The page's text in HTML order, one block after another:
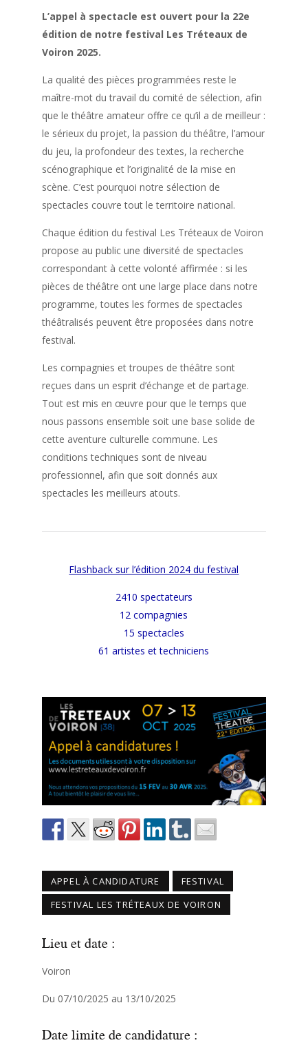
L’appel à spectacle est ouvert pour la 22e
édition de notre festival Les Tréteaux de
Voiron 2025.
La qualité des pièces programmées reste le
maître-mot du travail du comité de sélection, afin
que le théâtre amateur offre ce qu’il a de meilleur :
le sérieux du projet, la passion du théâtre, l’amour
du jeu, la profondeur des textes, la recherche
scénographique et l’originalité de la mise en
scène. C’est pourquoi notre sélection de
spectacles couvre tout le territoire national.
Chaque édition du festival Les Tréteaux de Voiron
propose au public une diversité de spectacles
correspondant à cette volonté affirmée : si les
pièces de théâtre ont une large place dans notre
programme, toutes les formes de spectacles
théâtralisés peuvent être proposées dans notre
festival.
Les compagnies et troupes de théâtre sont
reçues dans un esprit d’échange et de partage.
Tout est mis en œuvre pour que le temps que
nous passons ensemble soit une base solide de
cette aventure culturelle commune. Les
conditions techniques sont de niveau
professionnel, afin que soit donnés aux
spectacles les meilleurs atouts.
Flashback sur l’édition 2024 du festival
2410 spectateurs
12 compagnies
15 spectacles
61 artistes et techniciens
APPEL À CANDIDATURE
FESTIVAL
FESTIVAL LES TRÉTEAUX DE VOIRON
Lieu et date :
Voiron
Du 07/10/2025 au 13/10/2025
Date limite de candidature :